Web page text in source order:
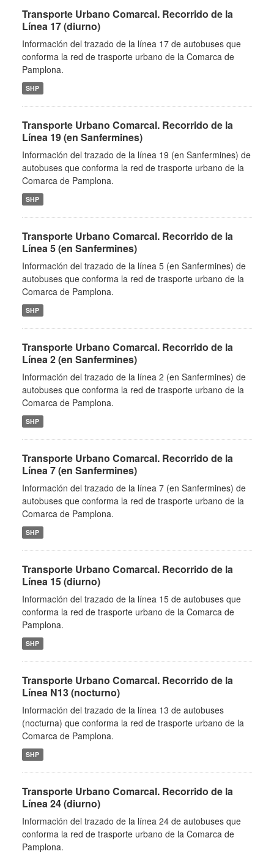
Transporte Urbano Comarcal. Recorrido de la
Línea 17 (diurno)
Información del trazado de la línea 17 de autobuses que
conforma la red de trasporte urbano de la Comarca de
Pamplona.
SHP
Transporte Urbano Comarcal. Recorrido de la
Línea 19 (en Sanfermines)
Información del trazado de la línea 19 (en Sanfermines) de
autobuses que conforma la red de trasporte urbano de la
Comarca de Pamplona.
SHP
Transporte Urbano Comarcal. Recorrido de la
Línea 5 (en Sanfermines)
Información del trazado de la línea 5 (en Sanfermines) de
autobuses que conforma la red de trasporte urbano de la
Comarca de Pamplona.
SHP
Transporte Urbano Comarcal. Recorrido de la
Línea 2 (en Sanfermines)
Información del trazado de la línea 2 (en Sanfermines) de
autobuses que conforma la red de trasporte urbano de la
Comarca de Pamplona.
SHP
Transporte Urbano Comarcal. Recorrido de la
Línea 7 (en Sanfermines)
Información del trazado de la línea 7 (en Sanfermines) de
autobuses que conforma la red de trasporte urbano de la
Comarca de Pamplona.
SHP
Transporte Urbano Comarcal. Recorrido de la
Línea 15 (diurno)
Información del trazado de la línea 15 de autobuses que
conforma la red de trasporte urbano de la Comarca de
Pamplona.
SHP
Transporte Urbano Comarcal. Recorrido de la
Línea N13 (nocturno)
Información del trazado de la línea 13 de autobuses
(nocturna) que conforma la red de trasporte urbano de la
Comarca de Pamplona.
SHP
Transporte Urbano Comarcal. Recorrido de la
Línea 24 (diurno)
Información del trazado de la línea 24 de autobuses que
conforma la red de trasporte urbano de la Comarca de
Pamplona.